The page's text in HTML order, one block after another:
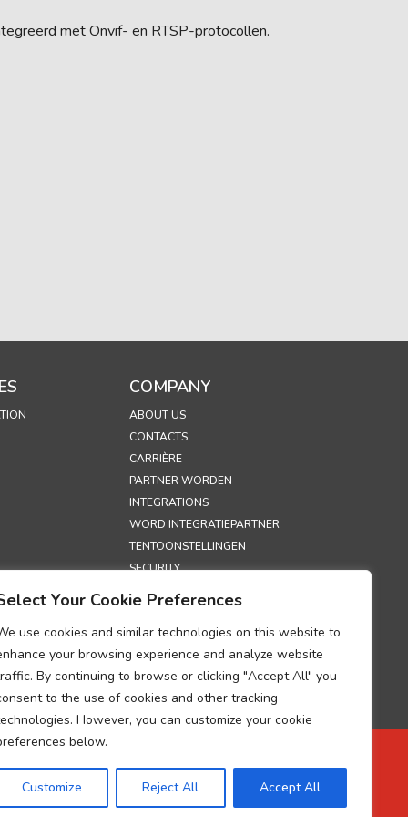
Your Cookie Preferences
use cookies and similar technologies on this website to
your browsing experience and analyze website
By continuing to browse or clicking "Accept All" you
to the use of cookies and other tracking
However, you can customize your cookie
below.
Customize Reject All Accept All
met Onvif- en RTSP-protocollen.
COMPANY
ABOUT US
CONTACTS
CARRIÈRE
PARTNER WORDEN
INTEGRATIONS
WORD INTEGRATIEPARTNER
TENTOONSTELLINGEN
SECURITY
OVER
DE
VAN